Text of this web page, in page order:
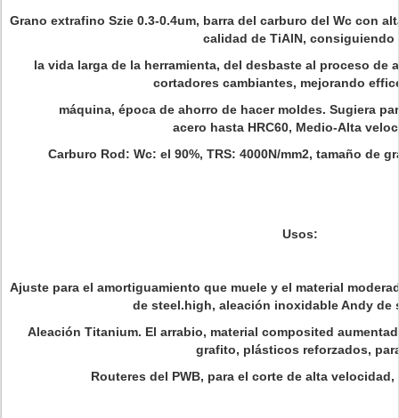
Grano extrafino Szie 0.3-0.4um, barra del carburo del Wc con
calidad de TiAlN, consiguiendo
la vida larga de la herramienta, del desbaste al proceso de
cortadores cambiantes, mejorando
máquina, época de ahorro de hacer moldes. Sugiera
acero hasta HRC60, Medio-Alta
Carburo Rod: Wc: el 90%, TRS: 4000N/mm2, tamaño de
Usos:
Ajuste para el amortiguamiento que muele y el material
de steel.high, aleación inoxidable Andy de
Aleación Titanium. El arrabio, material composited
grafito, plásticos reforzados,
Routeres del PWB, para el corte de alta